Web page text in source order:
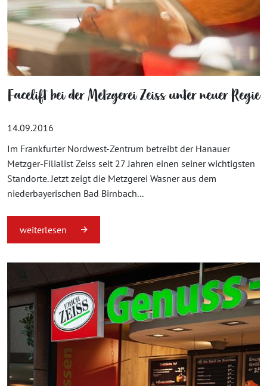
Facelift bei der Metzgerei Zeiss unter neuer Regie
14.09.2016
Im Frankfurter Nordwest-Zentrum betreibt der Hanauer
Metzger-Filialist Zeiss seit 27 Jahren einen seiner wichtigsten
Standorte. Jetzt zeigt die Metzgerei Wasner aus dem
niederbayerischen Bad Birnbach...
weiterlesen